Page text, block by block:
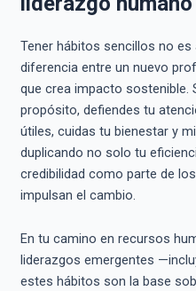
Tener hábitos sencillos no
diferencia entre un nuevo
que crea impacto sostenible.
propósito, defiendes tu
útiles, cuidas tu bienestar y
duplicando no solo tu
credibilidad como parte de
impulsan el cambio.
En tu camino en recursos
liderazgos emergentes
estes hábitos son la base